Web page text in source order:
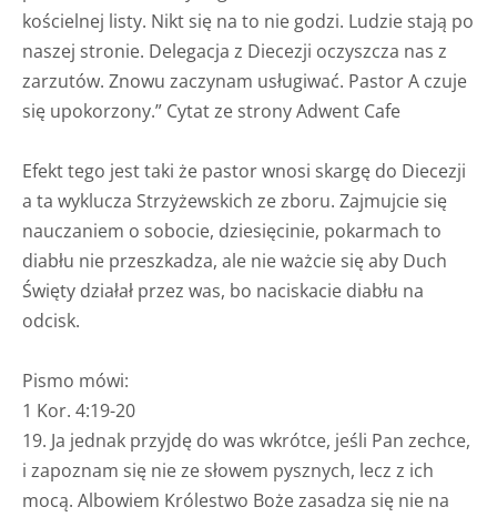
kościelnej listy. Nikt się na to nie godzi. Ludzie stają po
naszej stronie. Delegacja z Diecezji oczyszcza nas z
zarzutów. Znowu zaczynam usługiwać. Pastor A czuje
się upokorzony.” Cytat ze strony Adwent Cafe
Efekt tego jest taki że pastor wnosi skargę do Diecezji
a ta wyklucza Strzyżewskich ze zboru. Zajmujcie się
nauczaniem o sobocie, dziesięcinie, pokarmach to
diabłu nie przeszkadza, ale nie ważcie się aby Duch
Święty działał przez was, bo naciskacie diabłu na
odcisk.
Pismo mówi:
1 Kor. 4:19-20
19. Ja jednak przyjdę do was wkrótce, jeśli Pan zechce,
i zapoznam się nie ze słowem pysznych, lecz z ich
mocą. Albowiem Królestwo Boże zasadza się nie na